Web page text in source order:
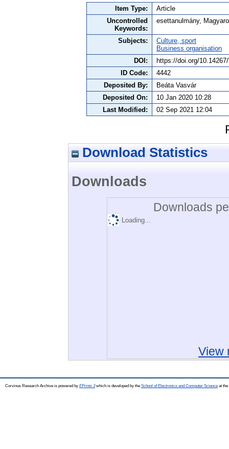
Item Type:
Article
Uncontrolled
Keywords:
esettanulmány,
Subjects:
Culture, sport
Business organisation
DOI:
https://doi.org/
ID Code:
4442
Deposited By:
Beáta Vasvár
Deposited On:
10 Jan 2020 10:28
Last Modified:
02 Sep 2021 12:04
Download Statistics
Downloads
Downloads
Loading...
View
Corvinus Research Archive is powered by EPrints 3which is developed by the School of Electronics and Computer Science at